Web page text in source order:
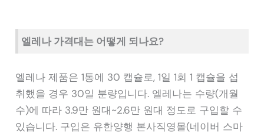
엘레나 가격대는 어떻게 되나요?
엘레나 제품은 1통에 30 캡슐로, 1일 1회 1 캡슐을 섭
취했을 경우 30일 분량입니다. 엘레나는 수량(개월
수)에 따라 3.9만 원대~2.6만 원대 정도로 구입할 수
있습니다. 구입은 유한양행 본사직영몰(네이버 스마